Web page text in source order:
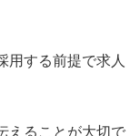
用する前提で求人
えることが大切で